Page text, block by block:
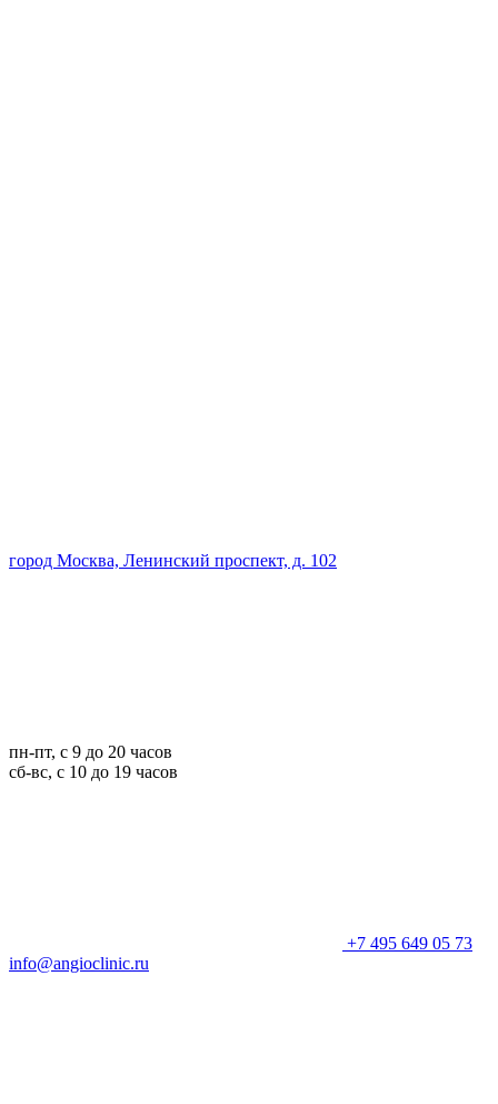
город Москва, Ленинский проспект, д. 102
пн-пт, с 9 до 20 часов
сб-вс, с 10 до 19 часов
+7 495 649 05 73
info@angioclinic.ru